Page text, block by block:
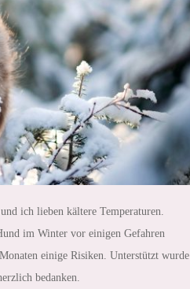
ich lieben kältere Temperaturen.
im Winter vor einigen Gefahren
einige Risiken. Unterstützt wurde
bedanken.